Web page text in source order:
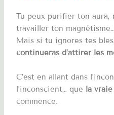
Tu peux purifier ton aura,
travailler ton magnétisme…
Mais si tu ignores tes
continueras d’attirer les
C’est en allant dans
l’inconscient… que la
commence.